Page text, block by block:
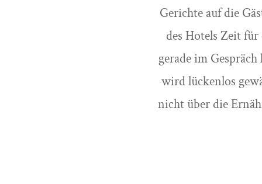
Gerichte auf die
des Hotels Zeit
gerade im
wird lückenlos
nicht über die